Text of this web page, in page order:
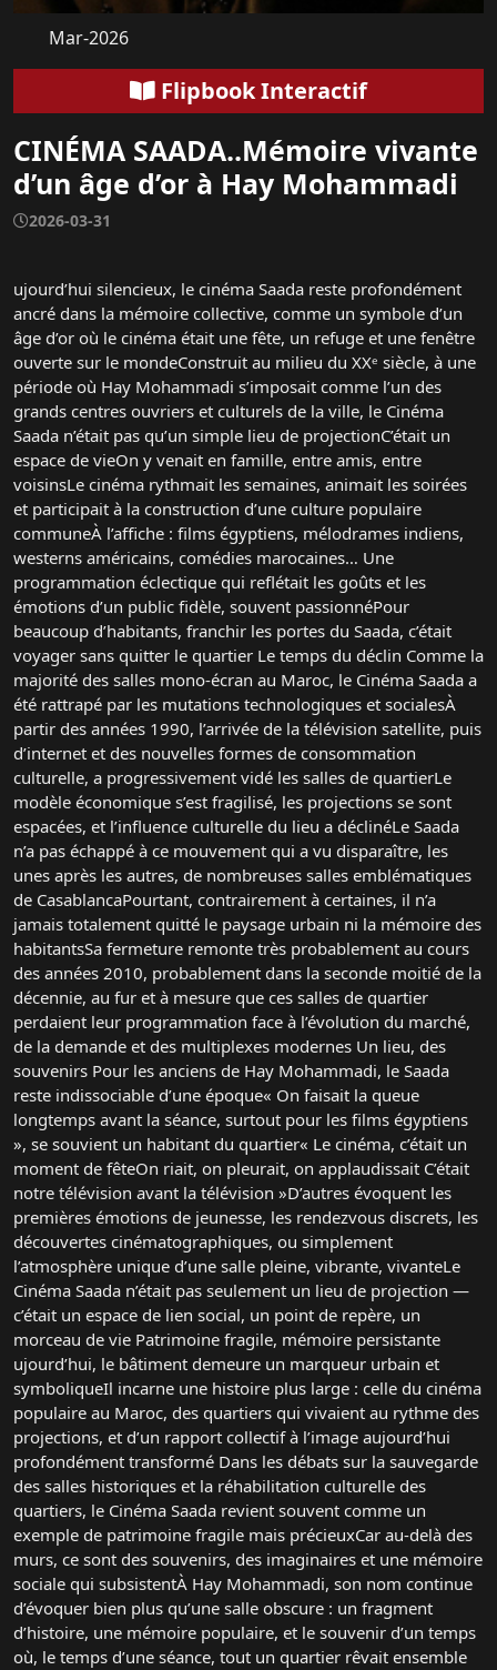
Mar-2026
Flipbook Interactif
CINÉMA SAADA..Mémoire vivante
d’un âge d’or à Hay Mohammadi
2026-03-31
ujourd’hui silencieux, le cinéma Saada reste profondément
ancré dans la mémoire collective, comme un symbole d’un
âge d’or où le cinéma était une fête, un refuge et une fenêtre
ouverte sur le mondeConstruit au milieu du XXᵉ siècle, à une
période où Hay Mohammadi s’imposait comme l’un des
grands centres ouvriers et culturels de la ville, le Cinéma
Saada n’était pas qu’un simple lieu de projectionC’était un
espace de vieOn y venait en famille, entre amis, entre
voisinsLe cinéma rythmait les semaines, animait les soirées
et participait à la construction d’une culture populaire
communeÀ l’affiche : films égyptiens, mélodrames indiens,
westerns américains, comédies marocaines… Une
programmation éclectique qui reflétait les goûts et les
émotions d’un public fidèle, souvent passionnéPour
beaucoup d’habitants, franchir les portes du Saada, c’était
voyager sans quitter le quartier Le temps du déclin Comme la
majorité des salles mono-écran au Maroc, le Cinéma Saada a
été rattrapé par les mutations technologiques et socialesÀ
partir des années 1990, l’arrivée de la télévision satellite, puis
d’internet et des nouvelles formes de consommation
culturelle, a progressivement vidé les salles de quartierLe
modèle économique s’est fragilisé, les projections se sont
espacées, et l’influence culturelle du lieu a déclinéLe Saada
n’a pas échappé à ce mouvement qui a vu disparaître, les
unes après les autres, de nombreuses salles emblématiques
de CasablancaPourtant, contrairement à certaines, il n’a
jamais totalement quitté le paysage urbain ni la mémoire des
habitantsSa fermeture remonte très probablement au cours
des années 2010, probablement dans la seconde moitié de la
décennie, au fur et à mesure que ces salles de quartier
perdaient leur programmation face à l’évolution du marché,
de la demande et des multiplexes modernes Un lieu, des
souvenirs Pour les anciens de Hay Mohammadi, le Saada
reste indissociable d’une époque« On faisait la queue
longtemps avant la séance, surtout pour les films égyptiens
», se souvient un habitant du quartier« Le cinéma, c’était un
moment de fêteOn riait, on pleurait, on applaudissait C’était
notre télévision avant la télévision »D’autres évoquent les
premières émotions de jeunesse, les rendezvous discrets, les
découvertes cinématographiques, ou simplement
l’atmosphère unique d’une salle pleine, vibrante, vivanteLe
Cinéma Saada n’était pas seulement un lieu de projection —
c’était un espace de lien social, un point de repère, un
morceau de vie Patrimoine fragile, mémoire persistante
ujourd’hui, le bâtiment demeure un marqueur urbain et
symboliqueIl incarne une histoire plus large : celle du cinéma
populaire au Maroc, des quartiers qui vivaient au rythme des
projections, et d’un rapport collectif à l’image aujourd’hui
profondément transformé Dans les débats sur la sauvegarde
des salles historiques et la réhabilitation culturelle des
quartiers, le Cinéma Saada revient souvent comme un
exemple de patrimoine fragile mais précieuxCar au-delà des
murs, ce sont des souvenirs, des imaginaires et une mémoire
sociale qui subsistentÀ Hay Mohammadi, son nom continue
d’évoquer bien plus qu’une salle obscure : un fragment
d’histoire, une mémoire populaire, et le souvenir d’un temps
où, le temps d’une séance, tout un quartier rêvait ensemble